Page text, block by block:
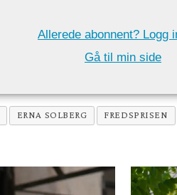
Allerede abonnent? Logg
Gå til min side
ERNA SOLBERG FREDSPRISEN